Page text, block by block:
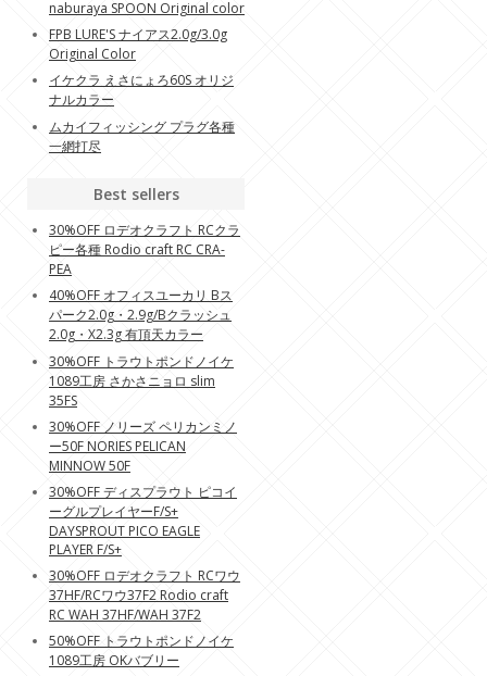
naburaya SPOON Original color
FPB LURE'S ナイアス2.0g/3.0g
Original Color
イケクラ えさにょろ60S オリジ
ナルカラー
ムカイフィッシング プラグ各種
一網打尽
Best sellers
30%OFF ロデオクラフト RCクラ
ピー各種 Rodio craft RC CRA-
PEA
40%OFF オフィスユーカリ Bス
パーク2.0g・2.9g/Bクラッシュ
2.0g・X2.3g 有頂天カラー
30%OFF トラウトポンドノイケ
1089工房 さかさニョロ slim
35FS
30%OFF ノリーズ ペリカンミノ
ー50F NORIES PELICAN
MINNOW 50F
30%OFF ディスプラウト ピコイ
ーグルプレイヤーF/S+
DAYSPROUT PICO EAGLE
PLAYER F/S+
30%OFF ロデオクラフト RCワウ
37HF/RCワウ37F2 Rodio craft
RC WAH 37HF/WAH 37F2
50%OFF トラウトポンドノイケ
1089工房 OKバブリー